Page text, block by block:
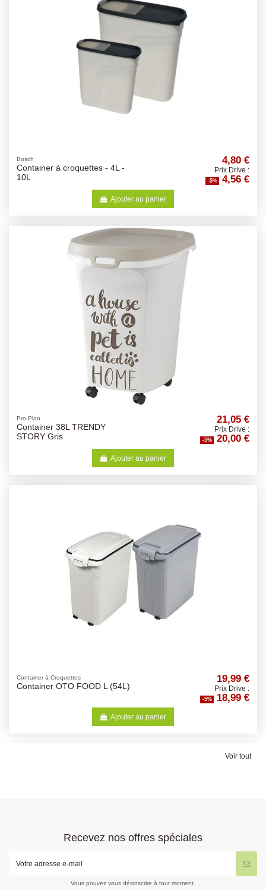
Bosch
Container à croquettes - 4L -
10L
4,80 €
Prix Drive :
-5% 4,56 €
Ajouter au panier
Pro Plan
Container 38L TRENDY
STORY Gris
21,05 €
Prix Drive :
-5% 20,00 €
Ajouter au panier
Container à Croquettes
Container OTO FOOD L (54L)
19,99 €
Prix Drive :
-5% 18,99 €
Ajouter au panier
Voir tout
Recevez nos offres spéciales
Vous pouvez vous désinscrire à tout moment.